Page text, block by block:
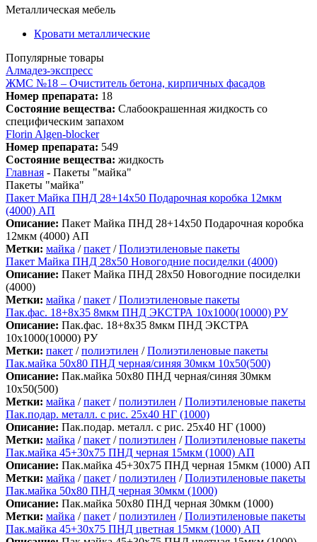
Металлическая мебель
Кровати металлические
Популярные товары
Алмадез-экспресс
ЖМС №18 – Очиститель бетона, кирпичных фасадов
Номер препарата: 18
Состояние вещества: Слабоокрашенная жидкость со
специфическим запахом
Florin Algen-blocker
Номер препарата: 549
Состояние вещества: жидкость
Главная - Пакеты "майка"
Пакеты "майка"
Пакет Майка ПНД 28+14х50 Подарочная коробка 12мкм
(4000) АП
Описание: Пакет Майка ПНД 28+14х50 Подарочная коробка
12мкм (4000) АП
Метки: майка /пакет /Полиэтиленовые пакеты
Пакет Майка ПНД 28х50 Новогодние посиделки (4000)
Описание: Пакет Майка ПНД 28х50 Новогодние посиделки
(4000)
Метки: майка /пакет /Полиэтиленовые пакеты
Пак.фас. 18+8х35 8мкм ПНД ЭКСТРА 10х1000(10000) РУ
Описание: Пак.фас. 18+8х35 8мкм ПНД ЭКСТРА
10х1000(10000) РУ
Метки: пакет /полиэтилен /Полиэтиленовые пакеты
Пак.майка 50х80 ПНД черная/синяя 30мкм 10х50(500)
Описание: Пак.майка 50х80 ПНД черная/синяя 30мкм
10х50(500)
Метки: майка /пакет /полиэтилен /Полиэтиленовые пакеты
Пак.подар. металл. с рис. 25х40 НГ (1000)
Описание: Пак.подар. металл. с рис. 25х40 НГ (1000)
Метки: майка /пакет /полиэтилен /Полиэтиленовые пакеты
Пак.майка 45+30х75 ПНД черная 15мкм (1000) АП
Описание: Пак.майка 45+30х75 ПНД черная 15мкм (1000) АП
Метки: майка /пакет /полиэтилен /Полиэтиленовые пакеты
Пак.майка 50х80 ПНД черная 30мкм (1000)
Описание: Пак.майка 50х80 ПНД черная 30мкм (1000)
Метки: майка /пакет /полиэтилен /Полиэтиленовые пакеты
Пак.майка 45+30х75 ПНД цветная 15мкм (1000) АП